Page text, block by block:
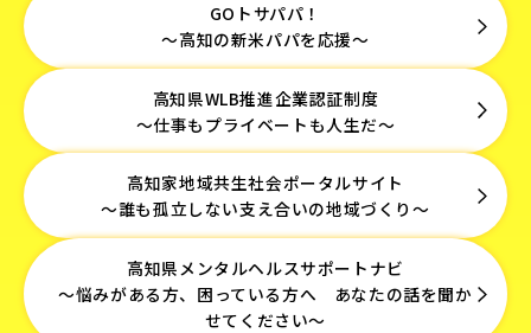
GOトサパパ！
～高知の新米パパを応援～
高知県WLB推進企業認証制度
～仕事もプライベートも人生だ～
高知家地域共生社会ポータルサイト
～誰も孤立しない支え合いの地域づくり～
高知県メンタルヘルスサポートナビ
～悩みがある方、困っている方へ あなたの話を聞か
せてください～